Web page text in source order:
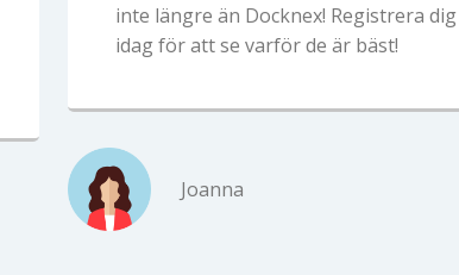
inte längre än Docknex! Registrera dig
idag för att se varför de är bäst!
Joanna